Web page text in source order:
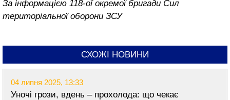
За інформацією 118-ої окремої бригади Сил
територіальної оборони ЗСУ
СХОЖІ НОВИНИ
04 липня 2025, 13:33
Уночі грози, вдень – прохолода: що чекає